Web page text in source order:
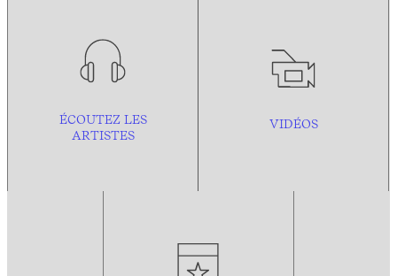
ÉCOUTEZ LES
ARTISTES
VIDÉOS